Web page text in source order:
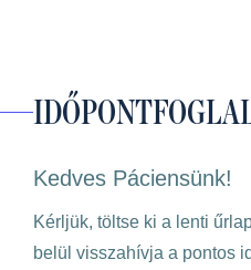
Kedves Páciensünk!
Kérljük, töltse ki a lenti
belül visszahívja a pontos